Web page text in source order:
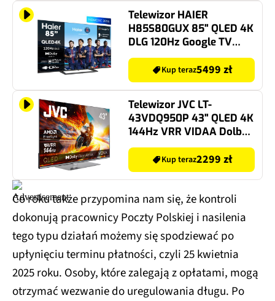
Telewizor HAIER
H85S80GUX 85" QLED 4K
DLG 120Hz Google TV
HDMI 2.1
Kup teraz5499 zł
Telewizor JVC LT-
43VDQ950P 43" QLED 4K
144Hz VRR VIDAA Dolby
Atmos Dolby Vision HDMI
Kup teraz2299 zł
Co roku także przypomina nam się, że kontroli
dokonują pracownicy Poczty Polskiej i nasilenia
tego typu działań możemy się spodziewać po
upłynięciu terminu płatności, czyli 25 kwietnia
2025 roku. Osoby, które zalegają z opłatami, mogą
otrzymać wezwanie do uregulowania długu. Po